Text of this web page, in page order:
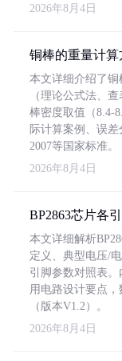
2026年8月4日
铜棒的重量计
本文详细介绍了
（理论公式法、
棒密度取值（8.4-
际计算案例、误
2007等国家标准。
2026年8月4日
BP2863芯片各
本文详细解析
定义、典型电压/
引脚参数对照表
用电路设计要点
（版本V1.2）。
2026年8月4日